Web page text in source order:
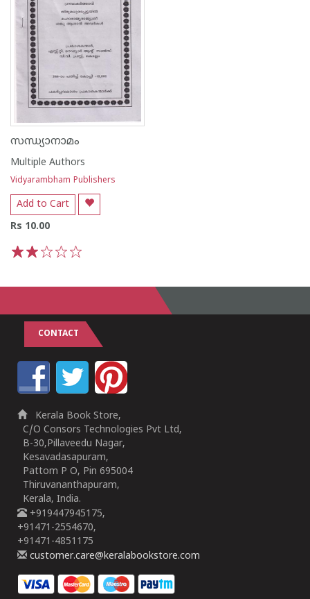
സന്ധ്യാനാമം
Multiple Authors
Vidyarambham Publishers
Add to Cart
Rs 10.00
CONTACT
Kerala Book Store,
C/O Consors Technologies Pvt Ltd,
B-30,Pillaveedu Nagar,
Kesavadasapuram,
Pattom P O, Pin 695004
Thiruvananthapuram,
Kerala, India.
+919447945175,
+91471-2554670,
+91471-4851175
customer.care@keralabookstore.com